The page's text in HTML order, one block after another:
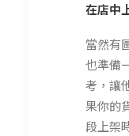
在店中
當然有
也準備
考，讓
果你的
段上架